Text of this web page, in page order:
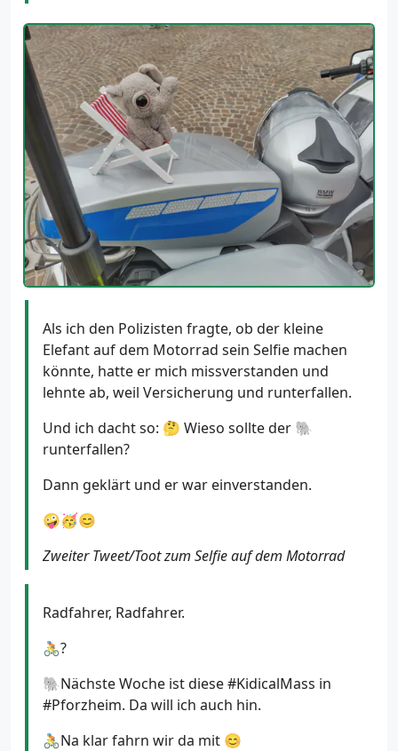
Als ich den Polizisten fragte, ob der kleine
Elefant auf dem Motorrad sein Selfie machen
könnte, hatte er mich missverstanden und
lehnte ab, weil Versicherung und runterfallen.
Und ich dacht so: 🤔 Wieso sollte der 🐘
runterfallen?
Dann geklärt und er war einverstanden.
🤪🥳😊
Zweiter Tweet/Toot zum Selfie auf dem Motorrad
Radfahrer, Radfahrer.
🚴?
🐘Nächste Woche ist diese #KidicalMass in
#Pforzheim. Da will ich auch hin.
🚴Na klar fahrn wir da mit 😊